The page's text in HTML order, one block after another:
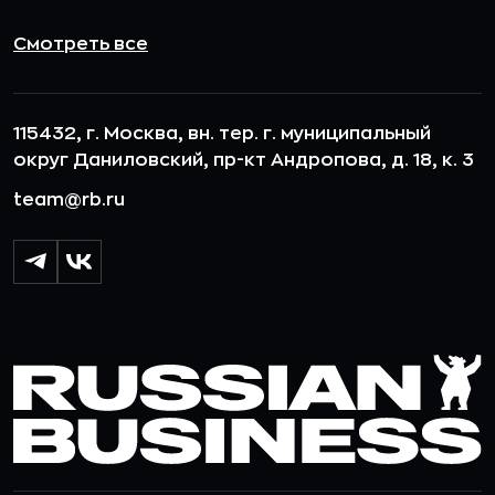
Смотреть все
115432, г. Москва, вн. тер. г. муниципальный
округ Даниловский, пр-кт Андропова, д. 18, к. 3
team@rb.ru